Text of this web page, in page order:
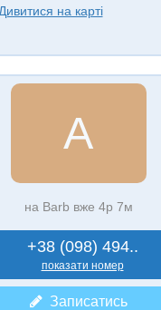
Дивитися на карті
А
на Barb вже 4р 7м
+38 (098) 494..
показати номер
Записатись